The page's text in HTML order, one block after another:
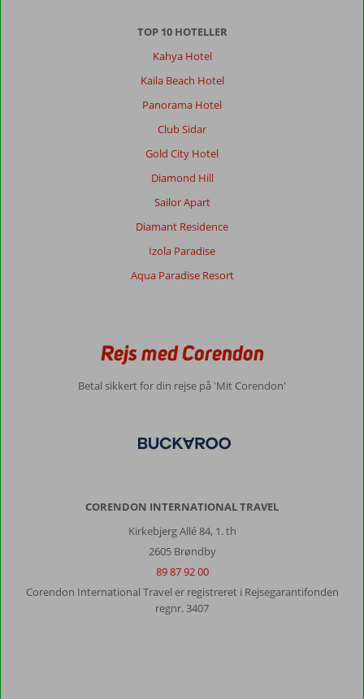
TOP 10 HOTELLER
Kahya Hotel
Kaila Beach Hotel
Panorama Hotel
Club Sidar
Gold City Hotel
Diamond Hill
Sailor Apart
Diamant Residence
Izola Paradise
Aqua Paradise Resort
Rejs med Corendon
Betal sikkert for din rejse på 'Mit Corendon'
CORENDON INTERNATIONAL TRAVEL
Kirkebjerg Allé 84, 1. th
2605 Brøndby
89 87 92 00
Corendon International Travel er registreret i Rejsegarantifonden
regnr. 3407